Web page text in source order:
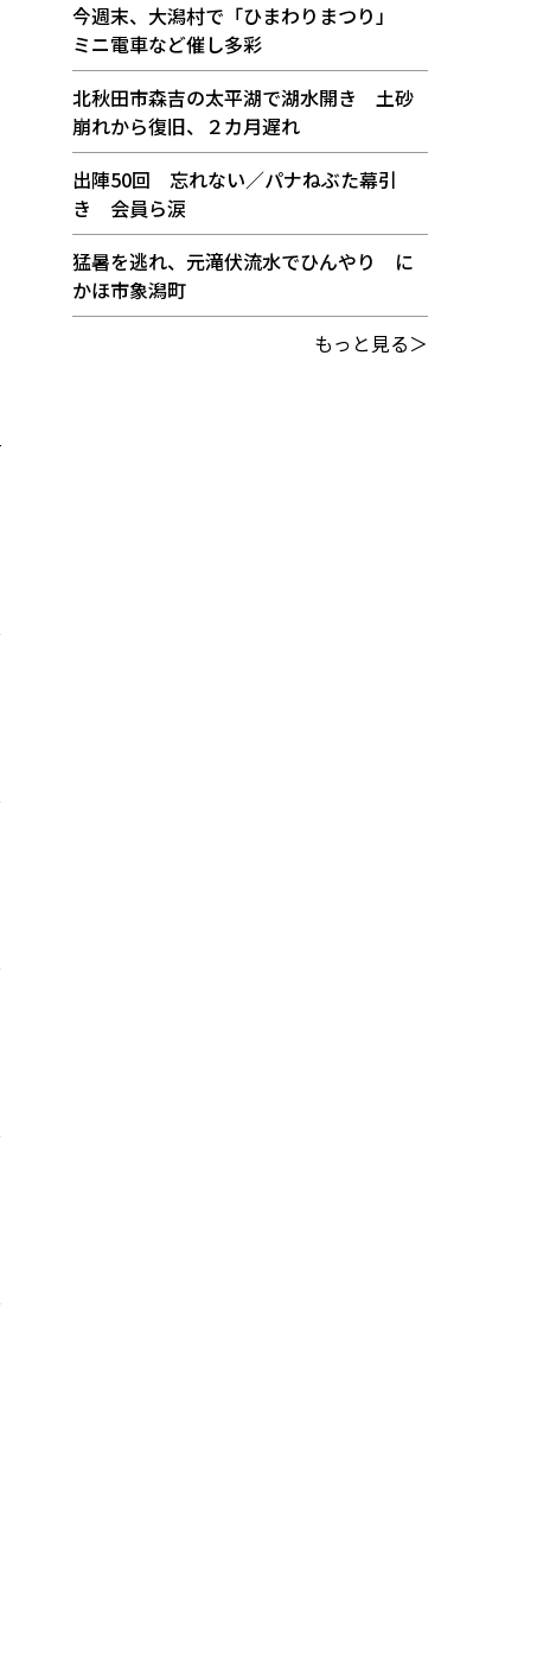
今週末、大潟村で「ひまわりまつり」
ミニ電車など催し多彩
北秋田市森吉の太平湖で湖水開き 土砂
崩れから復旧、２カ月遅れ
出陣50回 忘れない／パナねぶた幕引
き 会員ら涙
猛暑を逃れ、元滝伏流水でひんやり に
かほ市象潟町
もっと見る＞